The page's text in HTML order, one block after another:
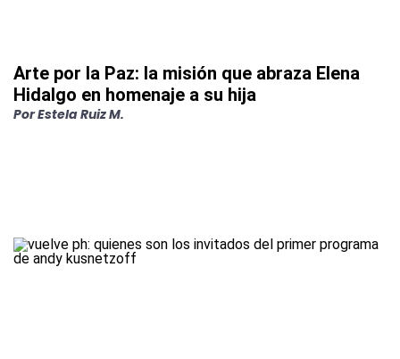
Arte por la Paz: la misión que abraza Elena
Hidalgo en homenaje a su hija
PorEstela Ruiz M.